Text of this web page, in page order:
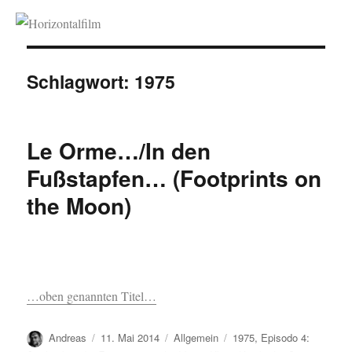
Horizontalfilm
Schlagwort: 1975
Le Orme…/In den
Fußstapfen… (Footprints on
the Moon)
…oben genannten Titel…
Autor
Andreas
Veröffentlicht
11. Mai 2014 Kategorien
Allgemein Schlagwörter
1975, Episodo 4: